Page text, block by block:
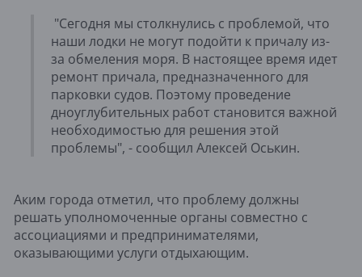
"Сегодня мы столкнулись с проблемой, что
наши лодки не могут подойти к причалу из-
за обмеления моря. В настоящее время идет
ремонт причала, предназначенного для
парковки судов. Поэтому проведение
дноуглубительных работ становится важной
необходимостью для решения этой
проблемы", - сообщил Алексей Оськин.
Аким города отметил, что проблему должны
решать уполномоченные органы совместно с
ассоциациями и предпринимателями,
оказывающими услуги отдыхающим.